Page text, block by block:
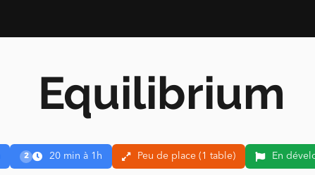
Equilibrium
2 20 min à 1h Peu de place (1 table) En